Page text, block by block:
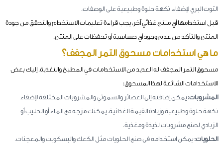
التوت البري لإضفاء نكهة حلوة وطبيعية على الوصفات.
قبل استخدامها أي منتج غذائي آخر، يجب قراءة تعليمات الاستخدام والتحقق من جودة
المنتج والتأكد من عدم وجود أي حساسية أو تحفظات على المنتج.
ما هي استخدامات مسحوق التمر المجفف؟
مسحوق التمر المجفف له العديد من الاستخدامات في المطبخ والتغذية. إليك بعض
الاستخدامات الشائعة لهذا المسحوق:
المشروبات: يمكن إضافته إلى العصائر والسموثي والمشروبات المختلفة لإضفاء
نكهة حلوة وطبيعية وزيادة القيمة الغذائية. يمكنك مزجه مع الماء أو الحليب أو
الزبادي لصنع مشروبات لذيذة ومغذية.
الحلويات: يمكن استخدامه في صنع الحلويات مثل الكعك والبسكويت والمعجنات.